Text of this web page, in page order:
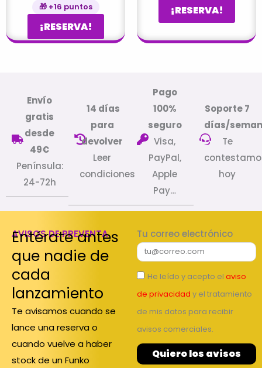
🎁 +16 puntos
¡RESERVA!
¡RESERVA!
Envío
gratis
desde
49€
Península:
24-72h
14 días
para
devolver
Leer
condiciones
Pago
100%
seguro
Visa,
PayPal,
Apple
Pay…
Soporte 7
días/
Te
hoy
AVISOS DE PREVENTA
Entérate antes
que nadie de
cada
lanzamiento
Te avisamos cuando se
lance una reserva o
cuando vuelve a haber
stock de un Funko
Tu correo electrónico
He leído y acepto el aviso
de privacidad y el tratamiento
de mis datos para recibir
avisos comerciales.
Quiero los avisos